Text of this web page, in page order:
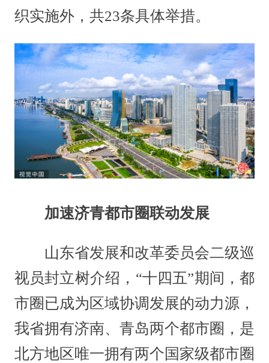
织实施外，共23条具体举措。
加速济青都市圈联动发展
山东省发展和改革委员会二级巡
视员封立树介绍，“十四五”期间，都
市圈已成为区域协调发展的动力源，
我省拥有济南、青岛两个都市圈，是
北方地区唯一拥有两个国家级都市圈